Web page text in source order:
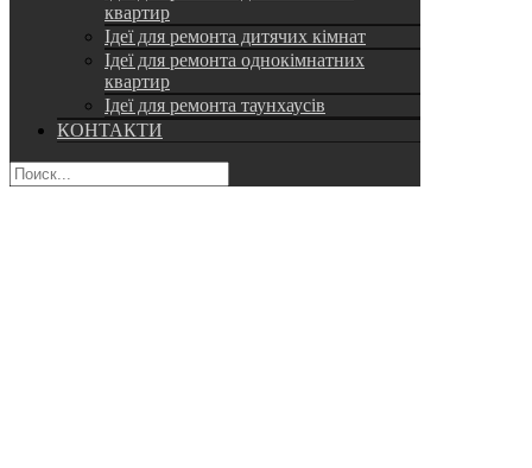
квартир
Ідеї для ремонта дитячих кімнат
Ідеї для ремонта однокімнатних
квартир
Ідеї для ремонта таунхаусів
КОНТАКТИ